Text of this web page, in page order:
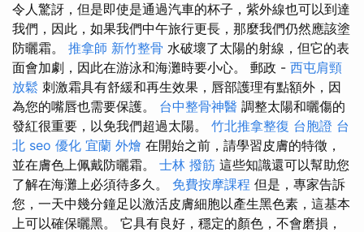
令人驚訝，但是即使是通過汽車的杯子，紫外線也可以到達
我們，因此，如果我們中午旅行更長，那麼我們仍然應該塗
防曬霜。 推拿師 新竹整骨 水破壞了太陽的射線，但它的表
面會加劇，因此在游泳和海灘時要小心。 郵政 - 西屯肩頸
放鬆 刺激霜具有舒緩和再生效果，唇部護理有點額外，因
為您的嘴唇也需要保護。 台中整骨神醫 調整太陽和曬傷的
發紅很重要，以免我們超過太陽。 竹北推拿整復 台胞證 台
北 seo 優化 宜蘭 外燴 在開始之前，請學習皮膚的特徵，
並在膚色上佩戴防曬霜。 士林 撥筋 這些知識還可以幫助您
了解在海灘上必須待多久。 免費按摩課程 但是，專家告訴
您，一天中幾分鐘足以激活皮膚細胞以產生黑色素，這基本
上可以確保曬黑。 它具有良好，穩定的顏色，不會磨損，